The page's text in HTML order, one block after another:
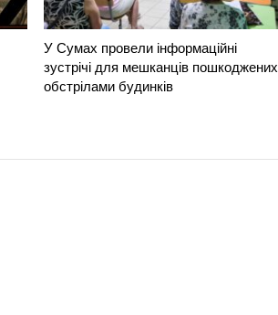
У Сумах провели інформаційні
зустрічі для мешканців пошкоджених
обстрілами будинків